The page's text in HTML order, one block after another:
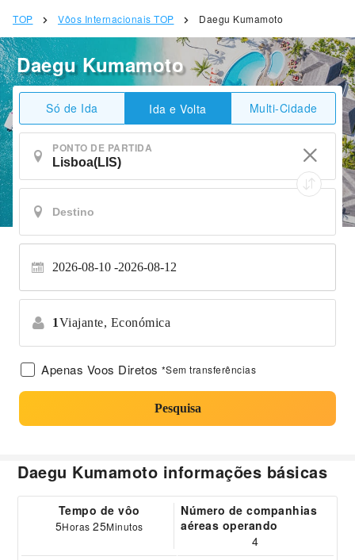
TOP Vôos Internacionais TOP Daegu Kumamoto
Daegu Kumamoto
Só de Ida Ida e Volta Multi-Cidade
PONTO DE PARTIDA
2026-08-10 2026-08-12
1Viajante, Económica
Apenas Voos Diretos *Sem transferências
Pesquisa
Daegu Kumamoto informações básicas
Tempo de vôo
5Horas25Minutos
Número de companhias
aéreas operando
4